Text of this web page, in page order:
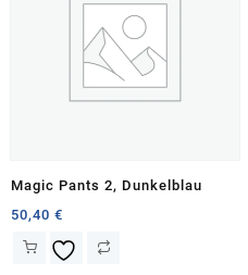
Magic Pants 2, Dunkelblau
50,40 €